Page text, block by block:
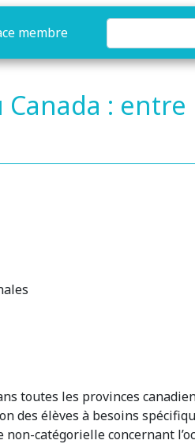
membre
Canada : entre
toutes les provinces
des élèves à besoins
catégorielle concernant